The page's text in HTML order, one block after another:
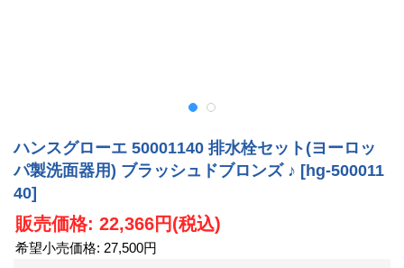
ハンスグローエ 50001140 排水栓セット(ヨーロッ
パ製洗面器用) ブラッシュドブロンズ ♪ [hg-500011
40]
販売価格: 22,366円(税込)
希望小売価格: 27,500円